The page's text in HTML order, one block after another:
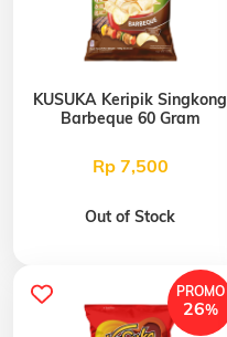
KUSUKA Keripik Singkong
Barbeque 60 Gram
Rp 7,500
Out of Stock
PROMO
26%